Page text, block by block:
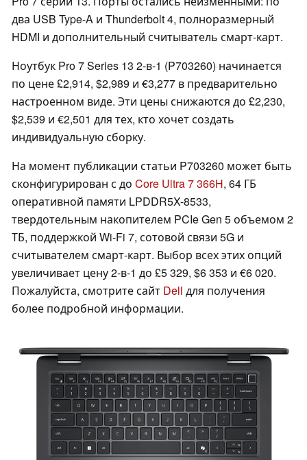
два USB Type-A и Thunderbolt 4, полноразмерный
HDMI и дополнительный считыватель смарт-карт.
Ноутбук Pro 7 Series 13 2-в-1 (P703260) начинается
по цене £2,914, $2,989 и €3,277 в предварительно
настроенном виде. Эти цены снижаются до £2,230,
$2,539 и €2,501 для тех, кто хочет создать
индивидуальную сборку.
На момент публикации статьи P703260 может быть
сконфигурирован с до Core Ultra 7 366H, 64 ГБ
оперативной памяти LPDDR5X-8533,
твердотельным накопителем PCIe Gen 5 объемом 2
ТБ, поддержкой Wi-Fi 7, сотовой связи 5G и
считывателем смарт-карт. Выбор всех этих опций
увеличивает цену 2-в-1 до £5 329, $6 353 и €6 020.
Пожалуйста, смотрите сайт Dell для получения
более подробной информации.